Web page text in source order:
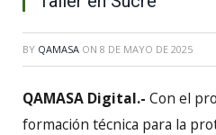
BY QAMASA ON 8 DE MAYO DE 2025
QAMASA Digital.- Con el
formación técnica para la